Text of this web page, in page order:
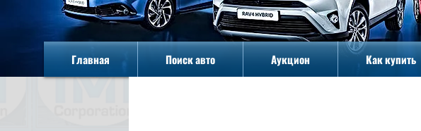
Главная Поиск авто Аукцион Как купить
Главная Поиск авто Аукцион Как купить